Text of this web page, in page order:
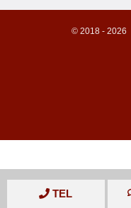
©️ 2018 - 2026
TEL